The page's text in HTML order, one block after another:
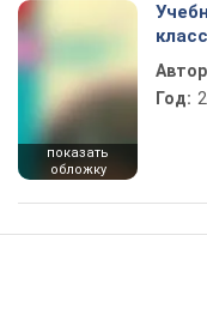
показать
обложку
класс
Год: